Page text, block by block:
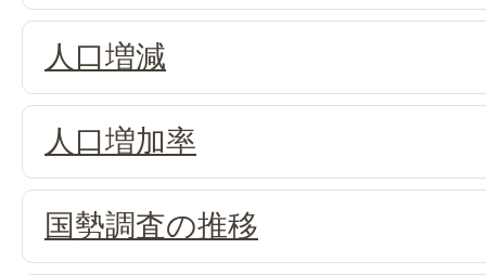
人口増減
人口増加率
国勢調査の推移